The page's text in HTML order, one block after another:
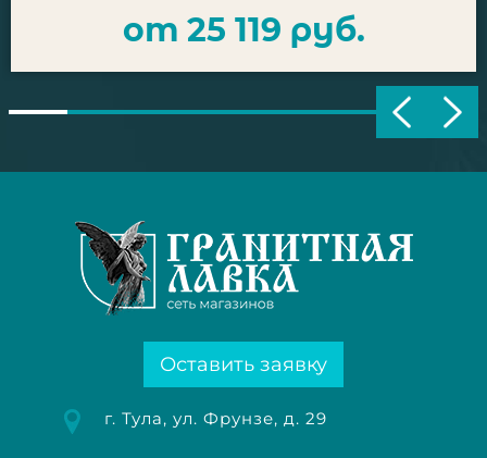
от 25 119 руб.
Оставить заявку
г. Тула, ул. Фрунзе, д. 29